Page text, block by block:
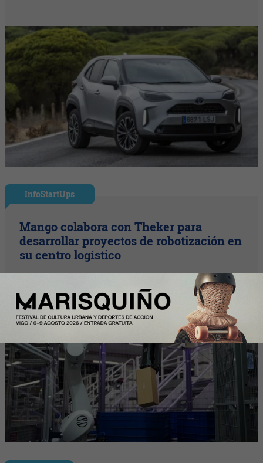
InfoStartUps
Mango colabora con Theker para
desarrollar proyectos de robotización en
su centro logístico